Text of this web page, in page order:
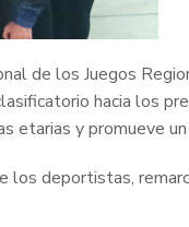
de los Juegos
hacia los
etarias y promueve
deportistas,